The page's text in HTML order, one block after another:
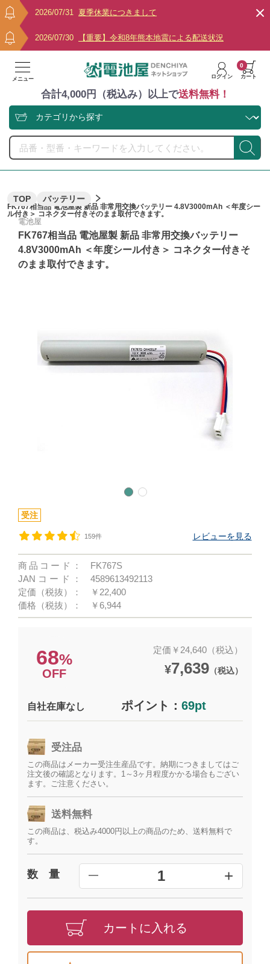
2026/07/31 夏季休業につきまして
2026/07/30 【重要】令和8年熊本地震による配送状況
メニュー ログイン カート
0
合計4,000円（税込み）以上で送料無料！
TOP バッテリー
FK767相当品 電池屋製 新品 非常用交換バッテリー 4.8V3000mAh ＜年度シー
ル付き＞ コネクター付きそのまま取付できます。
電池屋
FK767相当品 電池屋製 新品 非常用交換バッテリー
4.8V3000mAh ＜年度シール付き＞ コネクター付きそ
のまま取付できます。
受注
159件 レビューを見る
商品コード：
FK767S
JANコード：
4589613492113
定価（税抜）：
￥22,400
価格（税抜）：
￥6,944
68%
OFF
定価￥24,640（税込）
¥7,639（税込）
自社在庫なし ポイント：69pt
受注品
この商品はメーカー受注生産品です。納期につきましてはご
注文後の確認となります。1～3ヶ月程度かかる場合もござい
ます。ご注意ください。
送料無料
この商品は、税込み4000円以上の商品のため、送料無料で
す。
数 量 ━ 1 +
カートに入れる